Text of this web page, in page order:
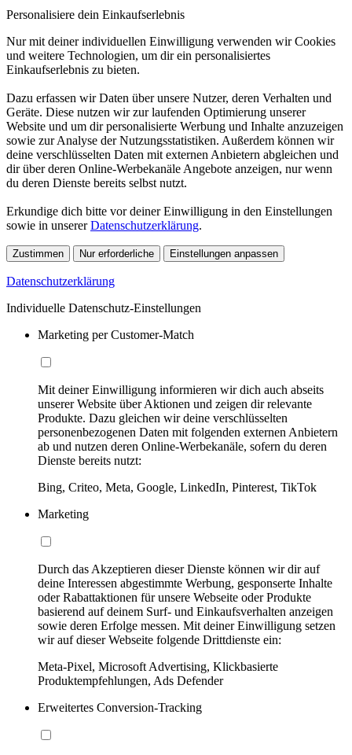
Personalisiere dein Einkaufserlebnis
Nur mit deiner individuellen Einwilligung verwenden wir Cookies
und weitere Technologien, um dir ein personalisiertes
Einkaufserlebnis zu bieten.
Dazu erfassen wir Daten über unsere Nutzer, deren Verhalten und
Geräte. Diese nutzen wir zur laufenden Optimierung unserer
Website und um dir personalisierte Werbung und Inhalte anzuzeigen
sowie zur Analyse der Nutzungsstatistiken. Außerdem können wir
deine verschlüsselten Daten mit externen Anbietern abgleichen und
dir über deren Online-Werbekanäle Angebote anzeigen, nur wenn
du deren Dienste bereits selbst nutzt.
Erkundige dich bitte vor deiner Einwilligung in den Einstellungen
sowie in unsererDatenschutzerklärung.
Zustimmen Nur erforderliche Einstellungen anpassen
Datenschutzerklärung
Individuelle Datenschutz-Einstellungen
Marketing per Customer-Match
Mit deiner Einwilligung informieren wir dich auch abseits
unserer Website über Aktionen und zeigen dir relevante
Produkte. Dazu gleichen wir deine verschlüsselten
personenbezogenen Daten mit folgenden externen Anbietern
ab und nutzen deren Online-Werbekanäle, sofern du deren
Dienste bereits nutzt:
Bing, Criteo, Meta, Google, LinkedIn, Pinterest, TikTok
Marketing
Durch das Akzeptieren dieser Dienste können wir dir auf
deine Interessen abgestimmte Werbung, gesponserte Inhalte
oder Rabattaktionen für unsere Webseite oder Produkte
basierend auf deinem Surf- und Einkaufsverhalten anzeigen
sowie deren Erfolge messen. Mit deiner Einwilligung setzen
wir auf dieser Webseite folgende Drittdienste ein:
Meta-Pixel, Microsoft Advertising, Klickbasierte
Produktempfehlungen, Ads Defender
Erweitertes Conversion-Tracking